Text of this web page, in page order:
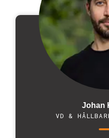
Johan
VD &